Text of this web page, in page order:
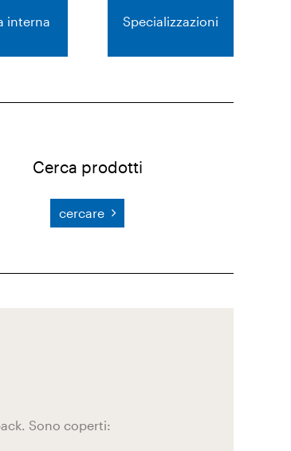
interna Specializzazioni
Cerca prodotti
cercare
Sono coperti: